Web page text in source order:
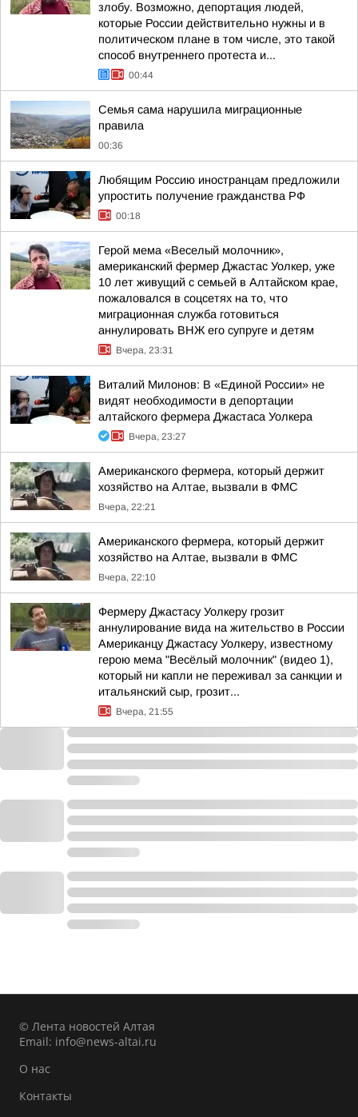
злобу. Возможно, депортация людей,
которые России действительно нужны и в
политическом плане в том числе, это такой
способ внутреннего протеста и...
00:44
Семья сама нарушила миграционные
правила
00:36
Любящим Россию иностранцам предложили
упростить получение гражданства РФ
00:18
Герой мема «Веселый молочник»,
американский фермер Джастас Уолкер, уже
10 лет живущий с семьей в Алтайском крае,
пожаловался в соцсетях на то, что
миграционная служба готовиться
аннулировать ВНЖ его супруге и детям
Вчера, 23:31
Виталий Милонов: В «Единой России» не
видят необходимости в депортации
алтайского фермера Джастаса Уолкера
Вчера, 23:27
Американского фермера, который держит
хозяйство на Алтае, вызвали в ФМС
Вчера, 22:21
Американского фермера, который держит
хозяйство на Алтае, вызвали в ФМС
Вчера, 22:10
Фермеру Джастасу Уолкеру грозит
аннулирование вида на жительство в России
Американцу Джастасу Уолкеру, известному
герою мема "Весёлый молочник" (видео 1),
который ни капли не переживал за санкции и
итальянский сыр, грозит...
Вчера, 21:55
© Лента новостей Алтая
Email: info@news-altai.ru
О нас
Контакты